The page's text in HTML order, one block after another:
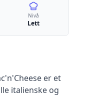
Nivå
Lett
er et
italienske og